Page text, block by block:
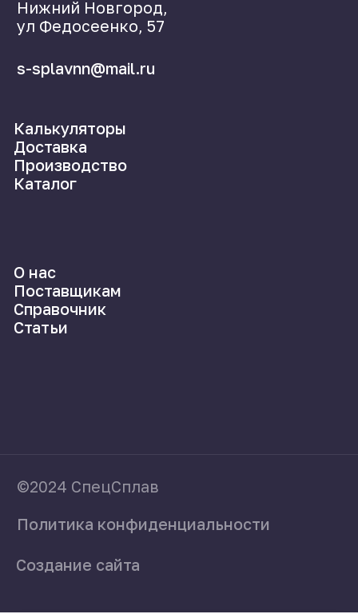
©2024 СпецСплав
Политика конфиденциальности
Создание сайта